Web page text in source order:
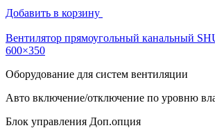
Добавить в корзину
Вентилятор прямоугольный канальный
600×350
Оборудование для систем вентиляции
Авто включение/отключение по уровню
Блок управления Доп.опция